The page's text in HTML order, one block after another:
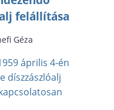
felállítása
Géza
április 4-én
díszzászlóalj